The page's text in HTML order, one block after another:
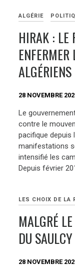
ALGÉRIE
HIRAK : LE
ALGÉRIENS
28 NOVEMBRE
Le
contre le
pacifique depuis
manifestations
intensifié les
Depuis février
LES CHOIX DE LA
MALGRÉ
DU
28 NOVEMBRE